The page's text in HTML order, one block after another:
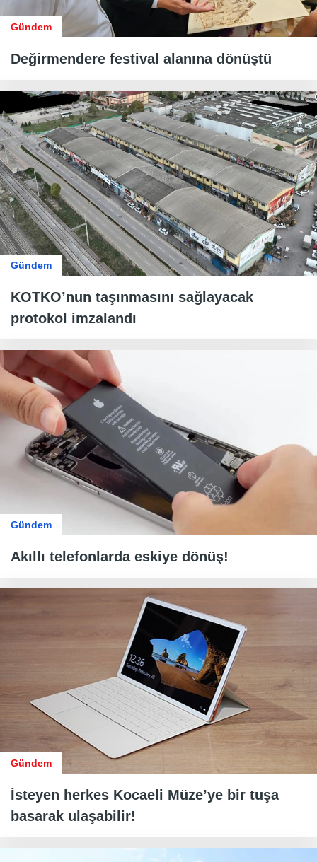
Gündem
Değirmendere festival alanına dönüştü
Gündem
KOTKO’nun taşınmasını sağlayacak
protokol imzalandı
Gündem
Akıllı telefonlarda eskiye dönüş!
Gündem
İsteyen herkes Kocaeli Müze’ye bir tuşa
basarak ulaşabilir!